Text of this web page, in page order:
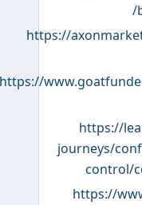
https://